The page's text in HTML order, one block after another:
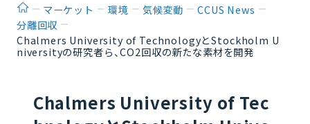
ホームマーケット 環境 気候変動
CCUS News
分離回収
Chalmers University of TechnologyとStockholm U
niversityの研究者ら、CO2回収の新たな素材を開発
Chalmers University of Tec